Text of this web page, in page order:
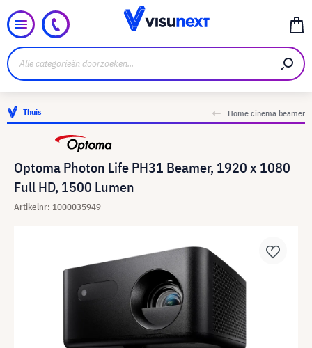
Thuis Home cinema beamer
Optoma Photon Life PH31 Beamer, 1920 x 1080
Full HD, 1500 Lumen
Artikelnr: 1000035949